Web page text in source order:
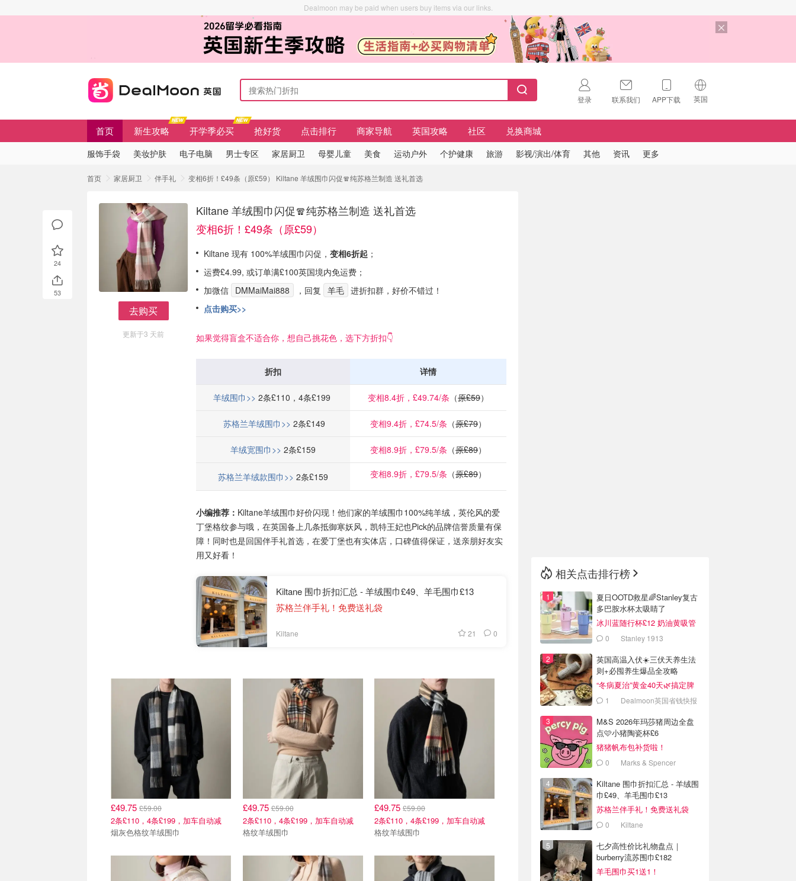
Dealmoon may be paid when users buy items via our links.
登录 联系我们 APP下载 英国
🇺🇸
🇨🇳
中国
首页 新生攻略 开学季必买 抢好货 点击排行 商家导航 英国攻略 社区 兑换商城
服饰手袋 美妆护肤 电子电脑 男士专区 家居厨卫 母婴儿童 美食 运动户外 个护健康 旅游 影视/演出/体育 其他 资讯 更多
首页 家居厨卫 伴手礼 变相6折！£49条（原£59） Kiltane 羊绒围巾闪促🧣纯苏格兰制造 送礼首选
去购买
更新于3 天前
Kiltane 羊绒围巾闪促🧣纯苏格兰制造 送礼首选
变相6折！£49条（原£59）
Kiltane 现有 100%羊绒围巾闪促， 变相6折起 ；
运费£4.99, 或订单满£100英国境内免运费；
加微信 DMMaiMai888 ，回复 羊毛 进折扣群，好价不错过！
点击购买>>
如果觉得盲盒不适合你，想自己挑花色，选下方折扣👇
折扣 详情
羊绒围巾>> 2条£110，4条£199 变相8.4折，£49.74/条 （原£59）
苏格兰羊绒围巾>> 2条£149 变相9.4折，£74.5/条 （原£79）
羊绒宽围巾>> 2条£159 变相8.9折，£79.5/条 （原£89）
苏格兰羊绒款围巾>> 2条£159 变相8.9折，£79.5/条 （原£89）
小编推荐： Kiltane羊绒围巾好价闪现！他们家的羊绒围巾100%纯羊绒，英伦风的爱
丁堡格纹参与哦，在英国备上几条抵御寒妖风，凯特王妃也Pick的品牌信誉质量有保
障！同时也是回国伴手礼首选，在爱丁堡也有实体店，口碑值得保证，送亲朋好友实
用又好看！
Kiltane 围巾折扣汇总 - 羊绒围巾£49、羊毛围巾£13
苏格兰伴手礼！免费送礼袋
Kiltane 21 0
£49.75 £59.00
2条£110，4条£199，加车自动减
烟灰色格纹羊绒围巾
£49.75£59.00
2条£110，4条£199，加车自动减
格纹羊绒围巾
£49.75 £59.00
2条£110，4条£199，加车自动减
格纹羊绒围巾
24
53
相关点击排行榜
夏日OOTD救星🌈Stanley复古
多巴胺水杯太吸睛了
冰川蓝随行杯£12 奶油黄吸管
杯£18
0 Stanley 1913
英国高温入伏☀️三伏天养生法
则+必囤养生爆品全攻略
“冬病夏治”黄金40天🌿搞定脾
胃/祛湿/防寒
1 Dealmoon英国省钱快报
M&S 2026年玛莎猪周边全盘
点🩷小猪陶瓷杯£6
猪猪帆布包补货啦！
0 Marks & Spencer
Kiltane 围巾折扣汇总 - 羊绒围
巾£49、羊毛围巾£13
苏格兰伴手礼！免费送礼袋
0 Kiltane
七夕高性价比礼物盘点｜
burberry流苏围巾£182
羊毛围巾买1送1！